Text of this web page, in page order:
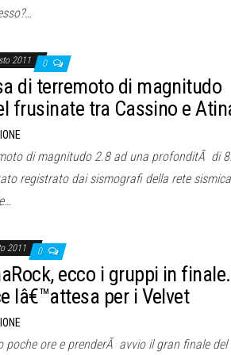
2011 0
di terremoto di magnitudo
frusinate tra Cassino e
di magnitudo 2.8 ad una profonditÃ di
registrato dai sismografi della rete sismica
2011 0
ecco i gruppi in finale.
lâ€™attesa per i Velvet
poche ore e prenderÃ avvio il gran finale del